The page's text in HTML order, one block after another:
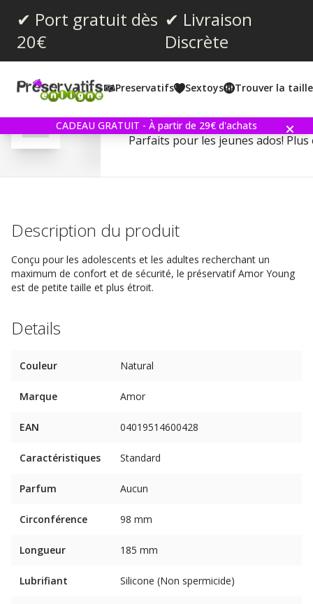
✔ Port gratuit dès
20€
✔ Livraison
Discrète
Preservatifs Sextoys Trouver la
CADEAU GRATUIT - À partir de 29€ d'achats
Commentaires (3)
Amor Young 100
Parfaits pour les jeunes ados!
Description du produit
Conçu pour les adolescents et les adultes recherchant un
maximum de confort et de sécurité, le préservatif Amor Young
est de petite taille et plus étroit.
Details
Couleur Natural
Marque Amor
EAN 04019514600428
Caractéristiques Standard
Parfum Aucun
Circonférence 98 mm
Longueur 185 mm
Lubrifiant Silicone (Non spermicide)